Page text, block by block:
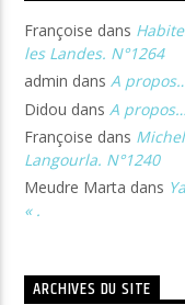
Françoise dans
les Landes. N°1264
admin dansA
Didou dans A
Françoise dans
Langourla. N°1240
Meudre Marta dans
« .
ARCHIVES DU SITE